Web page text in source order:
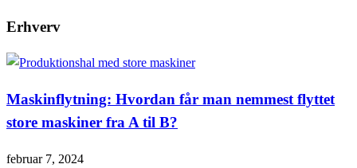
Erhverv
Maskinflytning: Hvordan får man nemmest flyttet
store maskiner fra A til B?
februar 7, 2024